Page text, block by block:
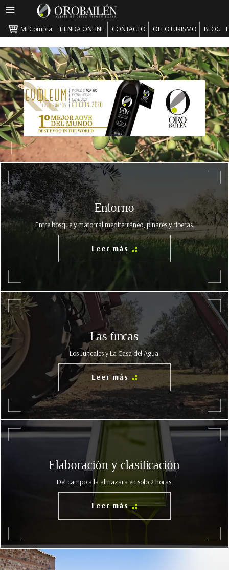
Pasar al contenido principal
MENÚ
PRINCIPAL
Mi Compra
TIENDA ONLINE CONTACTO OLEOTURISMO BLOG
Entorno
Entre bosque y matorral mediterráneo, pinares y riberas.
Leer más
Las fincas
Los Juncales y La Casa del Agua.
Leer más
Elaboración y clasificación
Del campo a la almazara en solo 2 horas.
Leer más